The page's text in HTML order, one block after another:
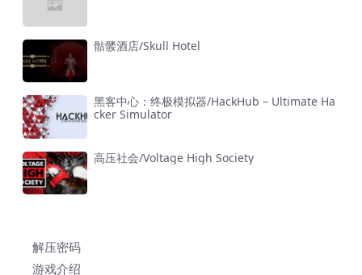
骷髅酒店/Skull Hotel
黑客中心：终极模拟器/HackHub – Ultimate Ha
cker Simulator
高压社会/Voltage High Society
解压密码
游戏介绍